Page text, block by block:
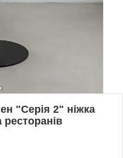
"Серія 2" ніжка